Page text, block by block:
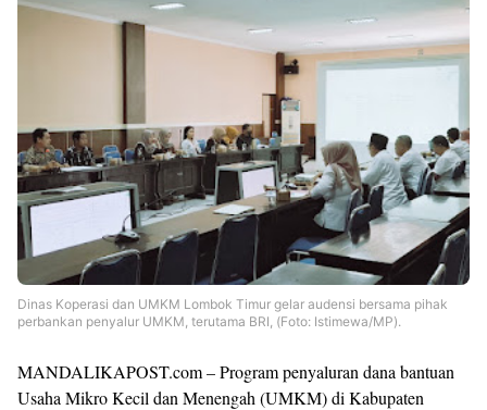
Dinas Koperasi dan UMKM Lombok Timur gelar audensi bersama pihak
perbankan penyalur UMKM, terutama BRI, (Foto: Istimewa/MP).
MANDALIKAPOST.com – Program penyaluran dana bantuan
Usaha Mikro Kecil dan Menengah (UMKM) di Kabupaten